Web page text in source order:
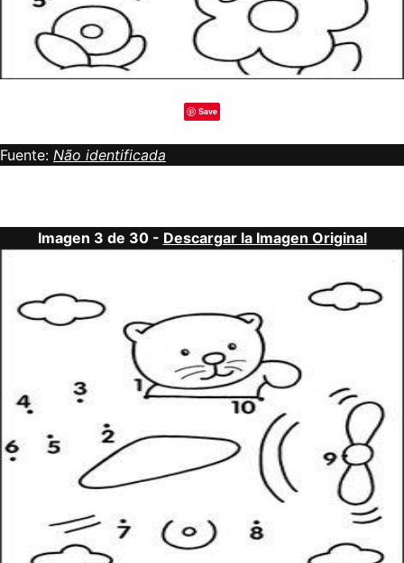
Save
Fuente: Não identificada
Imagen 3 de 30 - Descargar la Imagen Original